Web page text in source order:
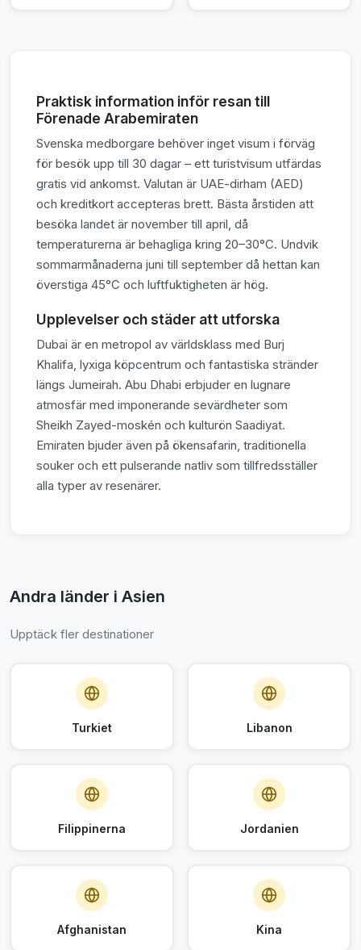
Praktisk information inför resan till
Förenade Arabemiraten
Svenska medborgare behöver inget visum i förväg
för besök upp till 30 dagar – ett turistvisum utfärdas
gratis vid ankomst. Valutan är UAE-dirham (AED)
och kreditkort accepteras brett. Bästa årstiden att
besöka landet är november till april, då
temperaturerna är behagliga kring 20–30°C. Undvik
sommarmånaderna juni till september då hettan kan
överstiga 45°C och luftfuktigheten är hög.
Upplevelser och städer att utforska
Dubai är en metropol av världsklass med Burj
Khalifa, lyxiga köpcentrum och fantastiska stränder
längs Jumeirah. Abu Dhabi erbjuder en lugnare
atmosfär med imponerande sevärdheter som
Sheikh Zayed-moskén och kulturön Saadiyat.
Emiraten bjuder även på ökensafarin, traditionella
souker och ett pulserande natliv som tillfredsställer
alla typer av resenärer.
Andra länder i Asien
Upptäck fler destinationer
Turkiet Libanon
Filippinerna Jordanien
Afghanistan Kina